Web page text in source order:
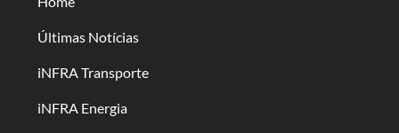
Últimas Notícias
iNFRA Transporte
iNFRA Energia